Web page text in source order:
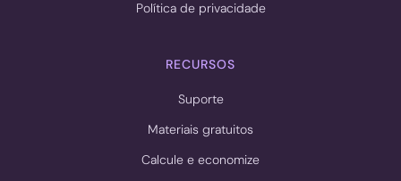
Política de privacidade
RECURSOS
Suporte
Materiais gratuitos
Calcule e economize